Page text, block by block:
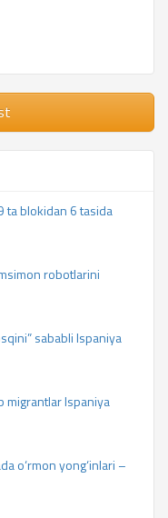
ta blokidan 6 tasida
robotlarini
sababli Ispaniya
migrantlar Ispaniya
o‘rmon yong‘inlari –